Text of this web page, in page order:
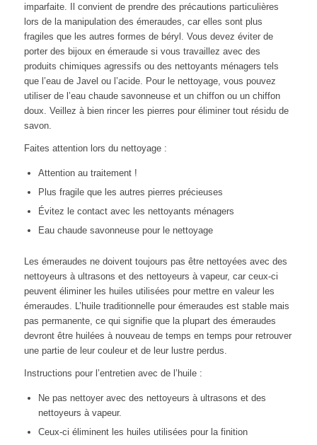
imparfaite. Il convient de prendre des précautions particulières
lors de la manipulation des émeraudes, car elles sont plus
fragiles que les autres formes de béryl. Vous devez éviter de
porter des bijoux en émeraude si vous travaillez avec des
produits chimiques agressifs ou des nettoyants ménagers tels
que l’eau de Javel ou l’acide. Pour le nettoyage, vous pouvez
utiliser de l’eau chaude savonneuse et un chiffon ou un chiffon
doux. Veillez à bien rincer les pierres pour éliminer tout résidu de
savon.
Faites attention lors du nettoyage :
Attention au traitement !
Plus fragile que les autres pierres précieuses
Évitez le contact avec les nettoyants ménagers
Eau chaude savonneuse pour le nettoyage
Les émeraudes ne doivent toujours pas être nettoyées avec des
nettoyeurs à ultrasons et des nettoyeurs à vapeur, car ceux-ci
peuvent éliminer les huiles utilisées pour mettre en valeur les
émeraudes. L’huile traditionnelle pour émeraudes est stable mais
pas permanente, ce qui signifie que la plupart des émeraudes
devront être huilées à nouveau de temps en temps pour retrouver
une partie de leur couleur et de leur lustre perdus.
Instructions pour l’entretien avec de l’huile :
Ne pas nettoyer avec des nettoyeurs à ultrasons et des
nettoyeurs à vapeur.
Ceux-ci éliminent les huiles utilisées pour la finition